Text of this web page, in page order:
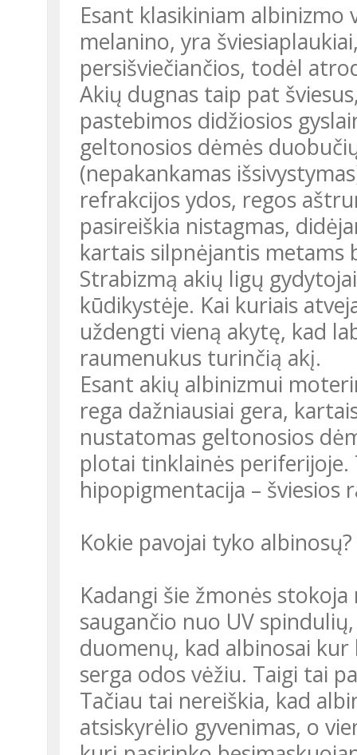
Esant klasikiniam
melanino, yra
persišviečiančios, todėl
Akių dugnas taip pat
pastebimos didžiosios
geltonosios dėmės
(nepakankamas
refrakcijos ydos, regos
pasireiškia nistagmas,
kartais silpnėjantis metams
Strabizmą akių ligų
kūdikystėje. Kai kuriais
uždengti vieną akytę, kad
raumenukus turinčią akį.
Esant akių albinizmui
rega dažniausiai gera,
nustatomas geltonosios
plotai tinklainės periferijoje.
hipopigmentacija – šviesios
Kokie pavojai tyko albinosų?
Kadangi šie žmonės
saugančio nuo UV
duomenų, kad albinosai
serga odos vėžiu. Taigi tai
Tačiau tai nereiškia, kad
atsiskyrėlio gyvenimas, o